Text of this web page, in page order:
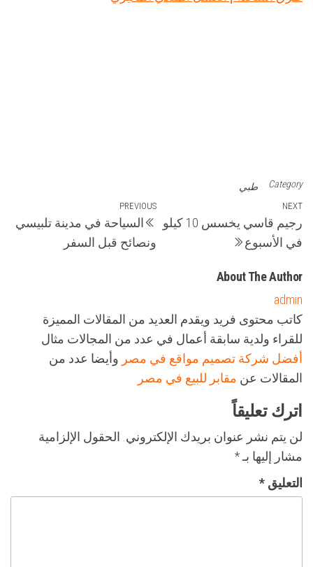
Category طبي
تصفّح
المقالات
Previous
Post
PREVIOUS
السياحة في مدينة تلبيسي
ونصائح قبل السفر
Next
Post
NEXT
رجيم قاسي يخسس 10 كيلو
في الأسبوع
About The Author
admin
كاتب محتوى فريد ويقدم العديد من المقالات المميزة
للقراء ولدية سابقة أعمال في عدد من المجالات مثال
أفضل شركة تصميم مواقع في مصر وأيضا عدد من
المقالات عن مقابر للبيع في مصر
اترك تعليقاً
لن يتم نشر عنوان بريدك الإلكتروني. الحقول الإلزامية
مشار إليها بـ*
التعليق *